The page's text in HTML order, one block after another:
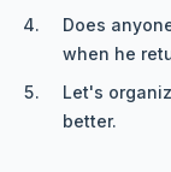
Does
when he
Let's
better.